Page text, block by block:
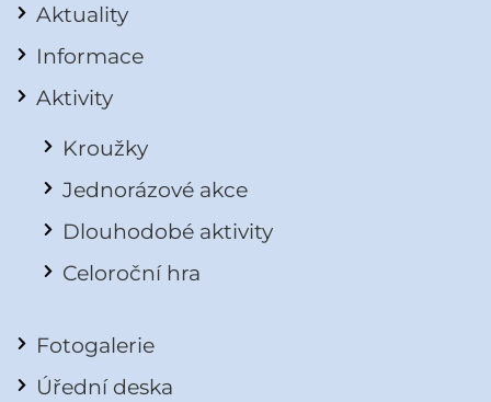
Aktuality
Informace
Aktivity
Kroužky
Jednorázové akce
Dlouhodobé aktivity
Celoroční hra
Fotogalerie
Úřední deska